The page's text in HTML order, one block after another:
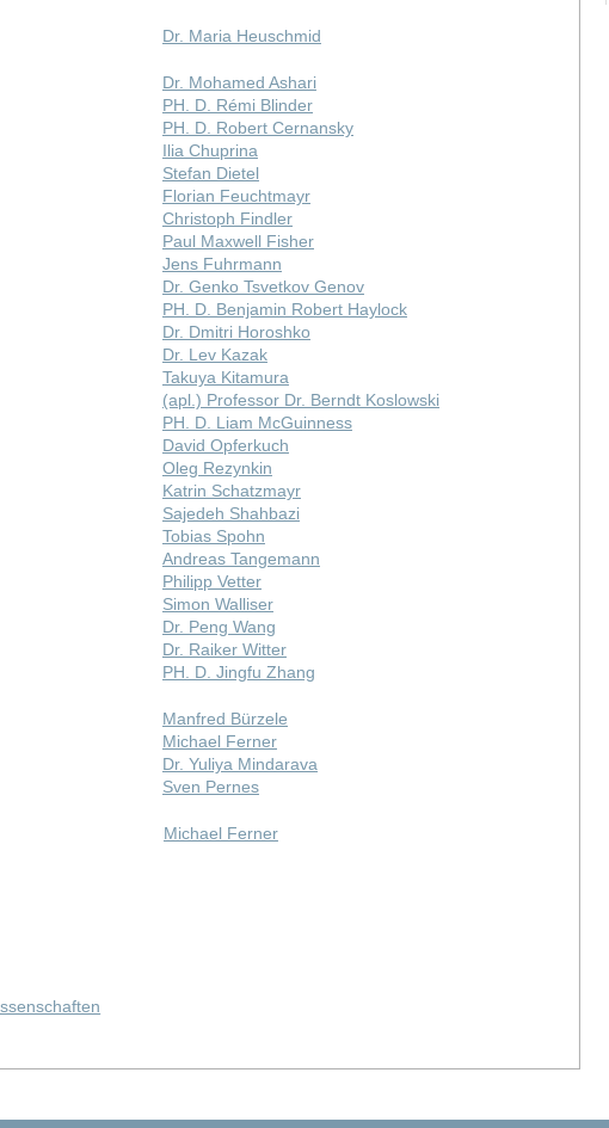
Dr. Maria Heuschmid
Dr. Mohamed Ashari
PH. D. Rémi Blinder
PH. D. Robert Cernansky
Ilia Chuprina
Stefan Dietel
Florian Feuchtmayr
Christoph Findler
Paul Maxwell Fisher
Jens Fuhrmann
Dr. Genko Tsvetkov Genov
PH. D. Benjamin Robert Haylock
Dr. Dmitri Horoshko
Dr. Lev Kazak
Takuya Kitamura
(apl.) Professor Dr. Berndt Koslowski
PH. D. Liam McGuinness
David Opferkuch
Oleg Rezynkin
Katrin Schatzmayr
Sajedeh Shahbazi
Tobias Spohn
Andreas Tangemann
Philipp Vetter
Simon Walliser
Dr. Peng Wang
Dr. Raiker Witter
PH. D. Jingfu Zhang
Manfred Bürzele
Michael Ferner
Dr. Yuliya Mindarava
Sven Pernes
Michael Ferner